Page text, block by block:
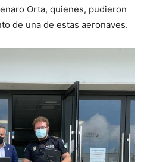
Orta, quienes, pudieron
de una de estas aeronaves.